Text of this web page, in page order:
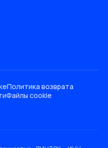
Политика возврата
Файлы cookie